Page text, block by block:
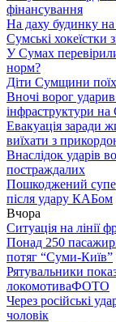
фінансування
На даху будинку
Сумські хокеїстки
У Сумах
норм?
Діти Сумщини
Вночі ворог
інфраструктури
Евакуація заради
виїхати з
Внаслідок ударів
постраждалих
Пошкоджений
після удару КАБом
Вчора
Ситуація на лінії
Понад 250
потяг “Суми-Київ”
Рятувальники
локомотиваФОТО
Через російські
чоловік